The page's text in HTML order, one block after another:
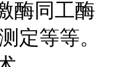
酶同工酶
定等等。